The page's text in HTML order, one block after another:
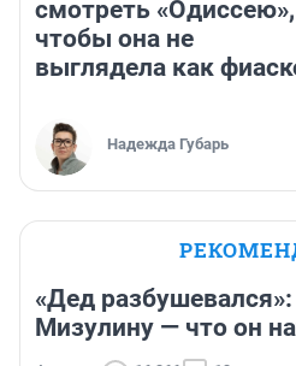
смотреть «Одиссею»,
чтобы она не
выглядела как
Надежда Губарь
«Дед
Мизулину — что он